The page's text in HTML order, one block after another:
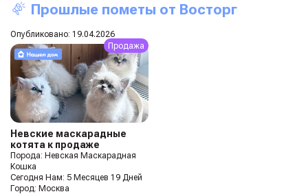
Прошлые пометы от Восторг
Опубликовано: 19.04.2026
Продажа
Невские маскарадные
котята к продаже
Порода: Невская Маскарадная
Кошка
Сегодня Нам: 5 Месяцев 19 Дней
Город: Москва